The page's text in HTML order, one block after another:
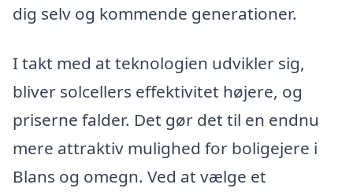
dig selv og kommende generationer.
I takt med at teknologien udvikler sig,
bliver solcellers effektivitet højere, og
priserne falder. Det gør det til en endnu
mere attraktiv mulighed for boligejere i
Blans og omegn. Ved at vælge et